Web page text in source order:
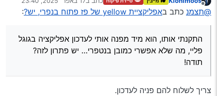
תודה!
נערך לאחרונה על ידי
@תצמנ כתב באפליקציית yellow של פז פתוח בנפרי, יש? :
התקנתי אותו, הוא מיד מפנה אותי לעדכון אפליקציה בגוגל
פליי, מה שלא אפשרי כמובן בנטפרי… יש פתרון לזה?
תודה!
צריך לשלוח להם פניה לעדכון.